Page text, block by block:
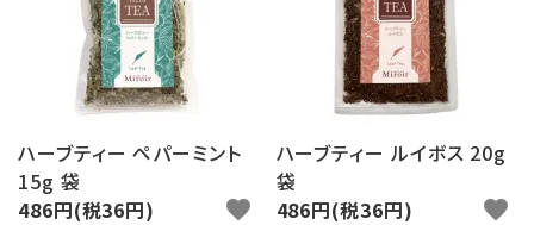
Information
ハーブティー ペパーミント
15g 袋
486円(税36円)
favorite
ハーブティー ルイボス 20g
袋
486円(税36円)
favorite